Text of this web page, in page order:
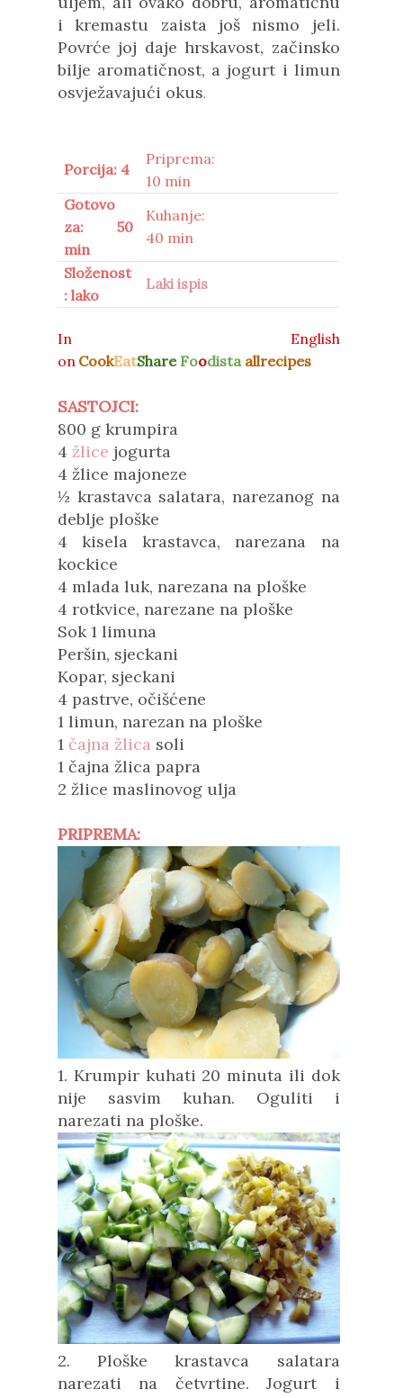
i kremastu zaista još nismo jeli.
Povrće joj daje hrskavost, začinsko
bilje aromatičnost, a jogurt i limun
osvježavajući okus.
Porcija: 4
Priprema:
10 min
Gotovo
za: 50
min
Kuhanje:
40 min
Složenost
: lako
Laki ispis
In English
on CookEatShare Foodista allrecipes
SASTOJCI:
800 g krumpira
4 žlice jogurta
4 žlice majoneze
½ krastavca salatara, narezanog na
deblje ploške
4 kisela krastavca, narezana na
kockice
4 mlada luk, narezana na ploške
4 rotkvice, narezane na ploške
Sok 1 limuna
Peršin, sjeckani
Kopar, sjeckani
4 pastrve, očišćene
1 limun, narezan na ploške
1 čajna žlica soli
1 čajna žlica papra
2 žlice maslinovog ulja
PRIPREMA:
1. Krumpir kuhati 20 minuta ili dok
nije sasvim kuhan. Oguliti i
narezati na ploške.
2. Ploške krastavca salatara
narezati na četvrtine.Jogurt i